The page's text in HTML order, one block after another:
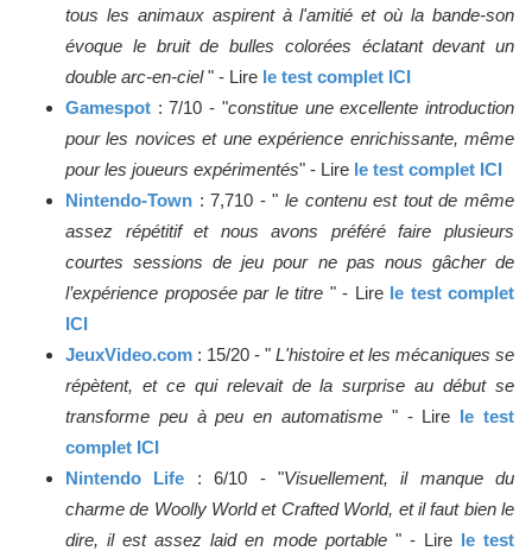
tous les animaux aspirent à l'amitié et où la bande-son
évoque le bruit de bulles colorées éclatant devant un
double arc-en-ciel" - Lire le test complet ICI
Gamespot : 7/10 - "constitue une excellente introduction
pour les novices et une expérience enrichissante, même
pour les joueurs expérimentés" - Lire le test complet ICI
Nintendo-Town : 7,710 - " le contenu est tout de même
assez répétitif et nous avons préféré faire plusieurs
courtes sessions de jeu pour ne pas nous gâcher de
l’expérience proposée par le titre " - Lire le test complet
ICI
JeuxVideo.com : 15/20 - " L'histoire et les mécaniques se
répètent, et ce qui relevait de la surprise au début se
transforme peu à peu en automatisme " - Lire le test
complet ICI
Nintendo Life : 6/10 - "Visuellement, il manque du
charme de Woolly World et Crafted World, et il faut bien le
dire, il est assez laid en mode portable" - Lire le test